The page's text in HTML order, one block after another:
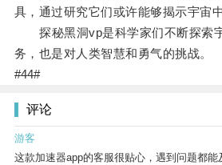
具，通过研究它们或许能够揭示宇宙
探秘黑洞vp是科学家们不断探索
务，也是对人类智慧和勇气的挑战。
#44#
评论
游客
这款加速器app的客服很贴心，遇到问题都